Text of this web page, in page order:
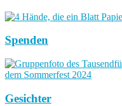
Spenden
Gesichter